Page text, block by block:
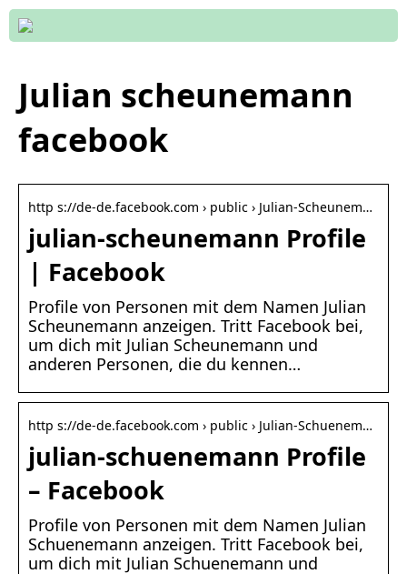
Julian scheunemann
facebook
http s://de-de.facebook.com › public › Julian-Scheunem…
julian-scheunemann Profile
| Facebook
Profile von Personen mit dem Namen Julian
Scheunemann anzeigen. Tritt Facebook bei,
um dich mit Julian Scheunemann und
anderen Personen, die du kennen…
http s://de-de.facebook.com › public › Julian-Schuenem…
julian-schuenemann Profile
– Facebook
Profile von Personen mit dem Namen Julian
Schuenemann anzeigen. Tritt Facebook bei,
um dich mit Julian Schuenemann und